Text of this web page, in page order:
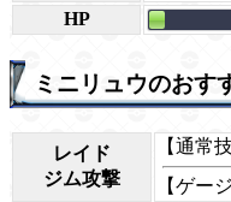
HP
ミニリュウのおす
レイド
ジム攻撃
【通常技
【ゲージ